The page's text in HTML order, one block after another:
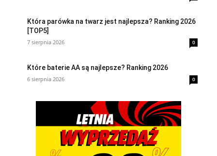
Która parówka na twarz jest najlepsza? Ranking 2026
[TOP5]
7 sierpnia 2026 0
Które baterie AA są najlepsze? Ranking 2026
6 sierpnia 2026 0